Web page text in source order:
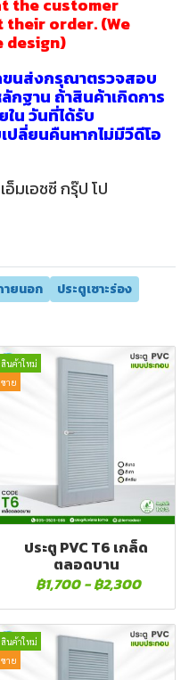
the customer
their order. (We
design)
ขนส่งกรุณาตรวจสอบ
กฐาน ถ้าสินค้าเกิดการ
น วันที่ได้รับ
ลี่ยนคืนหากไม่มีวีดีโอ
มเอชซี กรุ๊ป โป
ายนอก ประตูเซาะร่อง
สินค้าใหม่
ขาย
ประตู PVC T6 เกล็ด
ตลอดบาน
฿1,700 -฿2,300
สินค้าใหม่
ขาย